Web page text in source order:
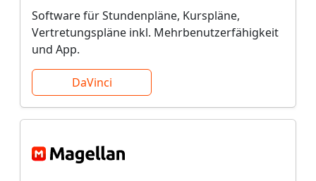
Software für Stundenpläne, Kurspläne,
Vertretungspläne inkl. Mehrbenutzerfähigkeit
und App.
DaVinci